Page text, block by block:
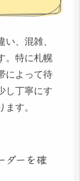
、混雑、
。特に札幌
によって待
し丁寧にす
す。
ダーを確